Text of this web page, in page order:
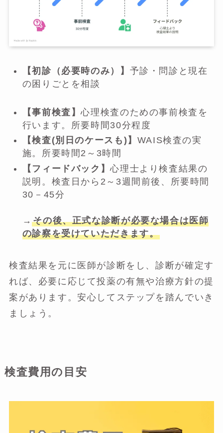
【初診（必要時のみ）】 予診・問診と現在
の困りごとを相談
【事前検査】心理検査のための事前検査を
行います。所要時間30分程度
【検査(別日のケースも)】 WAIS検査の実
施。所要時間2～3時間
【フィードバック】心理士より検査結果の
説明。検査日から2～3週間前後、所要時間
30－45分
→その後、正式な診断が必要な場合は医師
の診察を受けていただきます。
検査結果を元に医師が診断をし、診断が確定す
れば、必要に応じて投薬の有無や治療方針の提
案があります。安心してステップを踏んでいき
ましょう。
検査費用の目安